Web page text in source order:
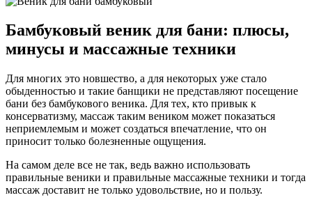
Бамбуковый веник для бани: плюсы,
минусы и массажные техники
Для многих это новшество, а для некоторых уже стало
обыденностью и такие банщики не представляют посещение
бани без бамбукового веника. Для тех, кто привык к
консерватизму, массаж таким веником может показаться
неприемлемым и может создаться впечатление, что он
приносит только болезненные ощущения.
На самом деле все не так, ведь важно использовать
правильные веники и правильные массажные техники и тогда
массаж доставит не только удовольствие, но и пользу.